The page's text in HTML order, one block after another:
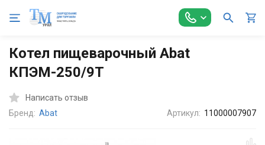
Главная Оборудование для Общепита Тепловое
Котел пищеварочный Abat
КПЭМ-250/9Т
Написать отзыв
Бренд: Abat Артикул: 11000007907